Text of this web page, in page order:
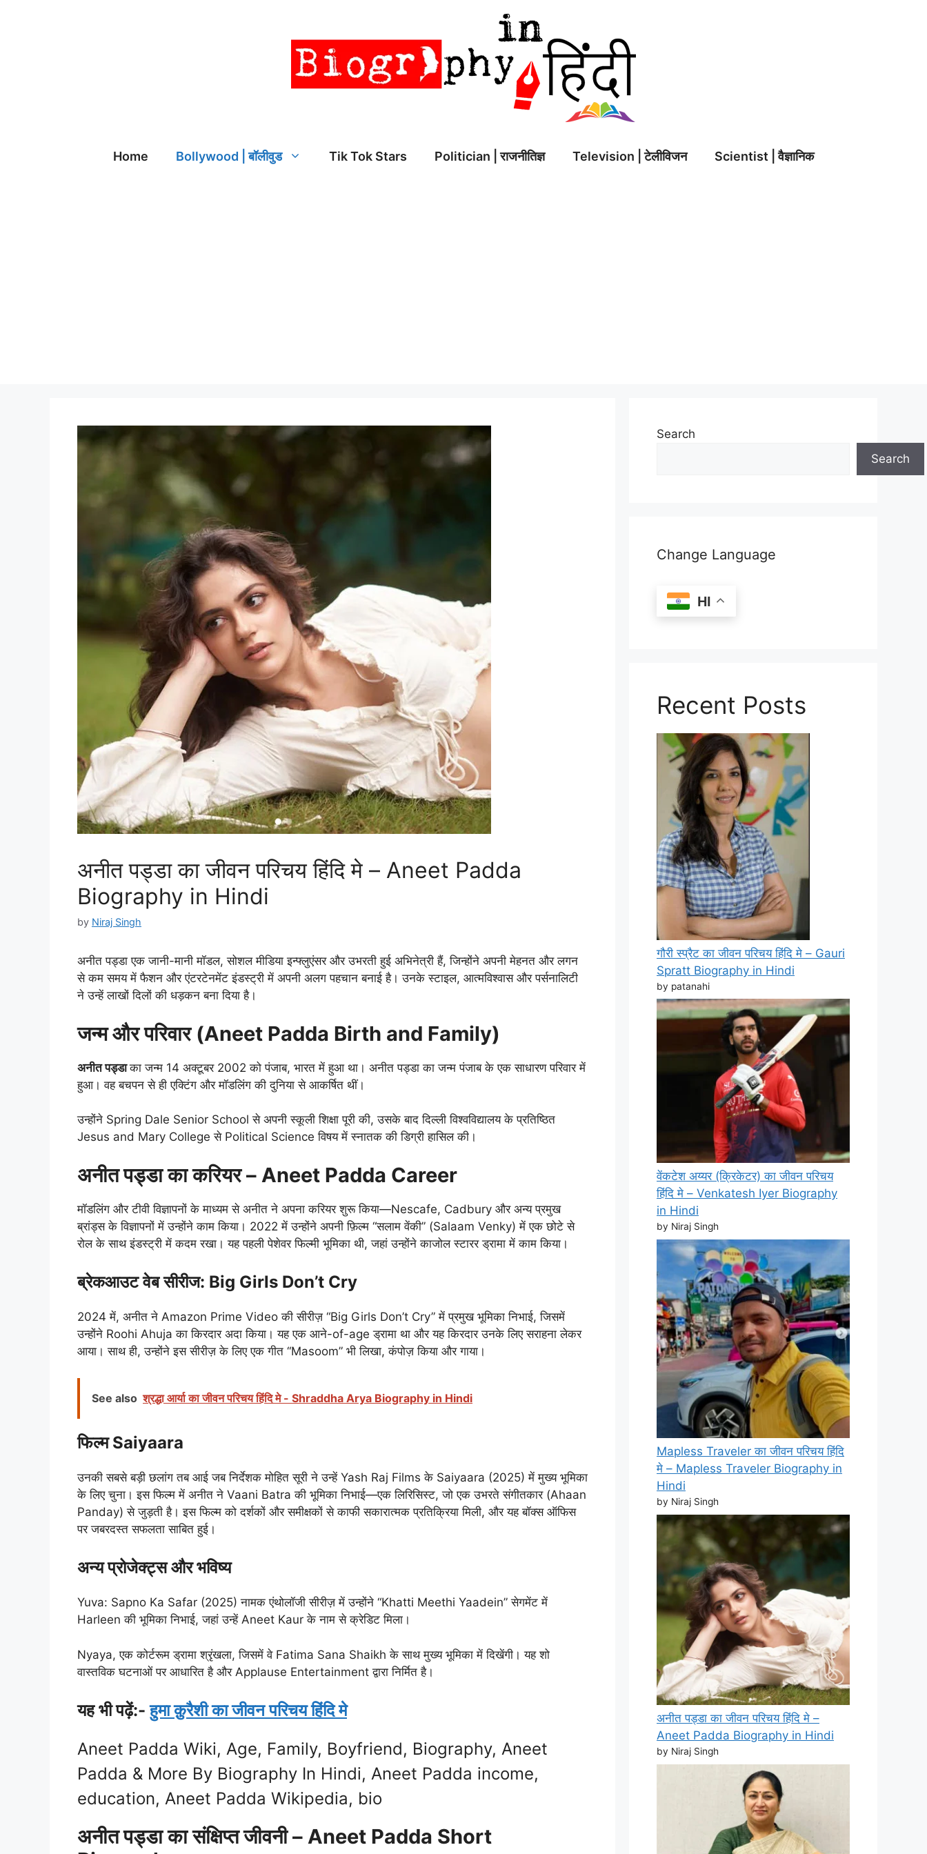
Home Bollywood | बॉलीवुड Tik Tok Stars Politician | राजनीतिज्ञ Television | टेलीविजन Scientist | वैज्ञानिक
अनीत पड्डा का जीवन परिचय हिंदि मे – Aneet Padda
Biography in Hindi
by Niraj Singh
अनीत पड्डा एक जानी-मानी मॉडल, सोशल मीडिया इन्फ्लुएंसर और उभरती हुई अभिनेत्री हैं, जिन्होंने अपनी मेहनत और लगन
से कम समय में फैशन और एंटरटेनमेंट इंडस्ट्री में अपनी अलग पहचान बनाई है। उनके स्टाइल, आत्मविश्वास और पर्सनालिटी
ने उन्हें लाखों दिलों की धड़कन बना दिया है।
जन्म और परिवार (Aneet Padda Birth and Family)
अनीत पड्डाका जन्म 14 अक्टूबर 2002 को पंजाब, भारत में हुआ था। अनीत पड्डा का जन्म पंजाब के एक साधारण परिवार में
हुआ। वह बचपन से ही एक्टिंग और मॉडलिंग की दुनिया से आकर्षित थीं।
उन्होंने Spring Dale Senior School से अपनी स्कूली शिक्षा पूरी की, उसके बाद दिल्ली विश्वविद्यालय के प्रतिष्ठित
Jesus and Mary College से Political Science विषय में स्नातक की डिग्री हासिल की।
अनीत पड्डा का करियर – Aneet Padda Career
मॉडलिंग और टीवी विज्ञापनों के माध्यम से अनीत ने अपना करियर शुरू किया—Nescafe, Cadbury और अन्य प्रमुख
ब्रांड्स के विज्ञापनों में उन्होंने काम किया। 2022 में उन्होंने अपनी फ़िल्म “सलाम वेंकी” (Salaam Venky) में एक छोटे से
रोल के साथ इंडस्ट्री में कदम रखा। यह पहली पेशेवर फिल्मी भूमिका थी, जहां उन्होंने काजोल स्टारर ड्रामा में काम किया।
ब्रेकआउट वेब सीरीज: Big Girls Don’t Cry
2024 में, अनीत ने Amazon Prime Video की सीरीज़ “Big Girls Don’t Cry” में प्रमुख भूमिका निभाई, जिसमें
उन्होंने Roohi Ahuja का किरदार अदा किया। यह एक आने-of-age ड्रामा था और यह किरदार उनके लिए सराहना लेकर
आया। साथ ही, उन्होंने इस सीरीज़ के लिए एक गीत “Masoom” भी लिखा, कंपोज़ किया और गाया।
See also श्रद्धा आर्या का जीवन परिचय हिंदि मे - Shraddha Arya Biography in Hindi
फिल्म Saiyaara
उनकी सबसे बड़ी छलांग तब आई जब निर्देशक मोहित सूरी ने उन्हें Yash Raj Films के Saiyaara (2025) में मुख्य भूमिका
के लिए चुना। इस फिल्म में अनीत ने Vaani Batra की भूमिका निभाई—एक लिरिसिस्ट, जो एक उभरते संगीतकार (Ahaan
Panday) से जुड़ती है। इस फिल्म को दर्शकों और समीक्षकों से काफी सकारात्मक प्रतिक्रिया मिली, और यह बॉक्स ऑफिस
पर जबरदस्त सफलता साबित हुई।
अन्य प्रोजेक्ट्स और भविष्य
Yuva: Sapno Ka Safar (2025) नामक एंथोलॉजी सीरीज़ में उन्होंने “Khatti Meethi Yaadein” सेगमेंट में
Harleen की भूमिका निभाई, जहां उन्हें Aneet Kaur के नाम से क्रेडिट मिला।
Nyaya, एक कोर्टरूम ड्रामा श्रृंखला, जिसमें वे Fatima Sana Shaikh के साथ मुख्य भूमिका में दिखेंगी। यह शो
वास्तविक घटनाओं पर आधारित है और Applause Entertainment द्वारा निर्मित है।
यह भी पढ़ें:-हुमा क़ुरैशी का जीवन परिचय हिंदि मे
Aneet Padda Wiki, Age, Family, Boyfriend, Biography, Aneet
Padda & More By Biography In Hindi, Aneet Padda income,
education, Aneet Padda Wikipedia, bio
अनीत पड्डा का संक्षिप्त जीवनी – Aneet Padda Short
Search
Search
Change Language
HI
Recent Posts
गौरी स्प्रैट का जीवन परिचय हिंदि मे – Gauri
Spratt Biography in Hindi
by patanahi
वेंकटेश अय्यर (क्रिकेटर) का जीवन परिचय
हिंदि मे – Venkatesh Iyer Biography
in Hindi
by Niraj Singh
Mapless Traveler का जीवन परिचय हिंदि
मे – Mapless Traveler Biography in
Hindi
by Niraj Singh
अनीत पड्डा का जीवन परिचय हिंदि मे –
Aneet Padda Biography in Hindi
by Niraj Singh